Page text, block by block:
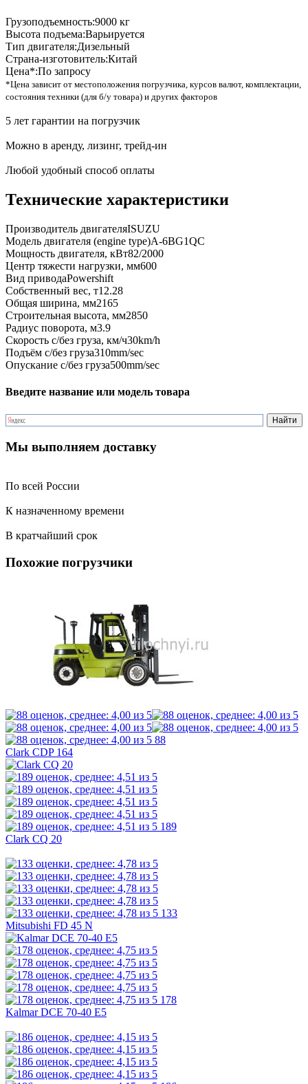
Грузоподъемность:9000 кг
Высота подъема:Варьируется
Тип двигателя:Дизельный
Страна-изготовитель:Китай
Цена*:По запросу
*Цена зависит от местоположения погрузчика, курсов валют, комплектации,
состояния техники (для б/у товара) и других факторов
5 лет гарантии на погрузчик
Можно в аренду, лизинг, трейд-ин
Любой удобный способ оплаты
Технические характеристики
Производитель двигателяISUZU
Модель двигателя (engine type)A-6BG1QC
Мощность двигателя, кВт82/2000
Центр тяжести нагрузки, мм600
Вид приводаPowershift
Собственный вес, т12.28
Общая ширина, мм2165
Строительная высота, мм2850
Радиус поворота, м3.9
Скорость с/без груза, км/ч30km/h
Подъём с/без груза310mm/sec
Опускание с/без груза500mm/sec
Введите название или модель товара
Мы выполняем доставку
По всей России
К назначенному времени
В кратчайший срок
Похожие погрузчики
88
Clark CDP 164
189
Clark CQ 20
133
Mitsubishi FD 45 N
178
Kalmar DCE 70-40 E5